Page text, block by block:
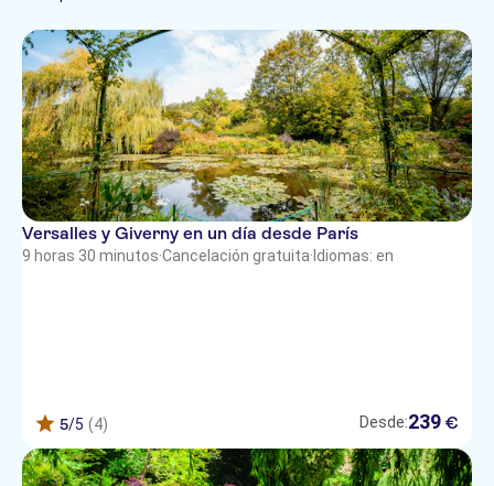
Local touch
Visita privada
Grupo pequeño
arte
Actividades al aire libre
Senderismo y
recorridos en bici
Japonés
Coreano
Portugués
Ruso
Chino
Versalles y Giverny en un día desde París
9 horas 30 minutos·Cancelación gratuita· Idiomas: en
5/5 (4) Desde:239 €